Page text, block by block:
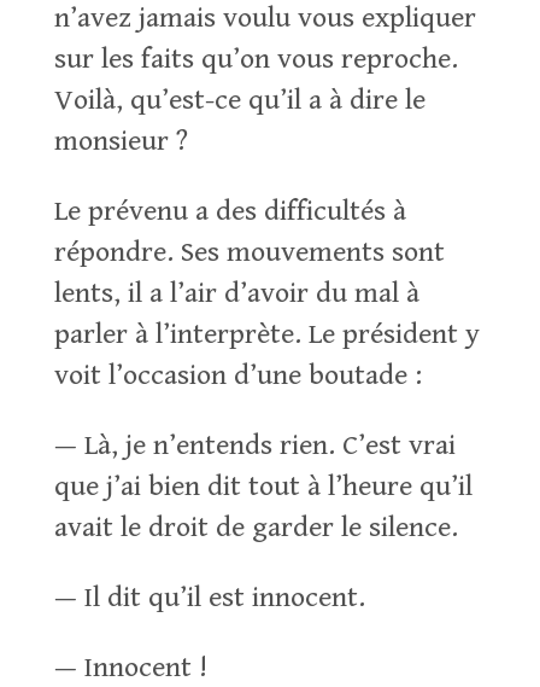
n’avez jamais voulu vous expliquer
sur les faits qu’on vous reproche.
Voilà, qu’est-ce qu’il a à dire le
monsieur ?
Le prévenu a des difficultés à
répondre. Ses mouvements sont
lents, il a l’air d’avoir du mal à
parler à l’interprète. Le président y
voit l’occasion d’une boutade :
— Là, je n’entends rien. C’est vrai
que j’ai bien dit tout à l’heure qu’il
avait le droit de garder le silence.
— Il dit qu’il est innocent.
— Innocent !